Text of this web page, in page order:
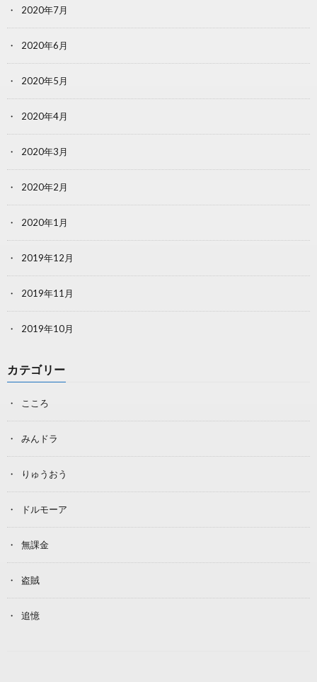
2020年7月
2020年6月
2020年5月
2020年4月
2020年3月
2020年2月
2020年1月
2019年12月
2019年11月
2019年10月
カテゴリー
こころ
みんドラ
りゅうおう
ドルモーア
無課金
盗賊
追憶